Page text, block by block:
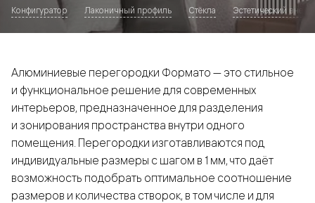
Конфигуратор Лаконичный профиль Стёкла Эстетический
Алюминиевые перегородки Формато — это стильное
и функциональное решение для современных
интерьеров, предназначенное для разделения
и зонирования пространства внутри одного
помещения. Перегородки изготавливаются под
индивидуальные размеры с шагом в 1 мм, что даёт
возможность подобрать оптимальное соотношение
размеров и количества створок, в том числе и для